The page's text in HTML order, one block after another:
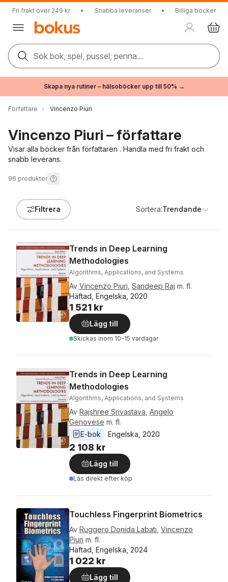
Fri frakt över 249 kr • Snabba leveranser • Billiga böcker
Sök bok, spel, pussel, penna...
Skapa nya rutiner – hälsoböcker upp till 50% →
Författare Vincenzo Piuri
Vincenzo Piuri – författare
Visar alla böcker från författaren . Handla med fri frakt och
snabb leverans.
96 produkter
Filtrera Sortera:Trendande
Trends in Deep Learning
Methodologies
Algorithms, Applications, and Systems
Av Vincenzo Piuri Sandeep Raj m. fl.
Häftad, Engelska, 2020
1 521 kr
Lägg till
Skickas inom 10-15 vardagar
Trends in Deep Learning
Methodologies
Algorithms, Applications, and Systems
Av Rajshree Srivastava Angelo
Genovese m. fl.
E-bok
Engelska 2020
2 108 kr
Lägg till
Läs direkt efter köp
Touchless Fingerprint Biometrics
Av Ruggero Donida Labati Vincenzo
Piuri m. fl.
Häftad, Engelska, 2024
1 022 kr
Lägg till